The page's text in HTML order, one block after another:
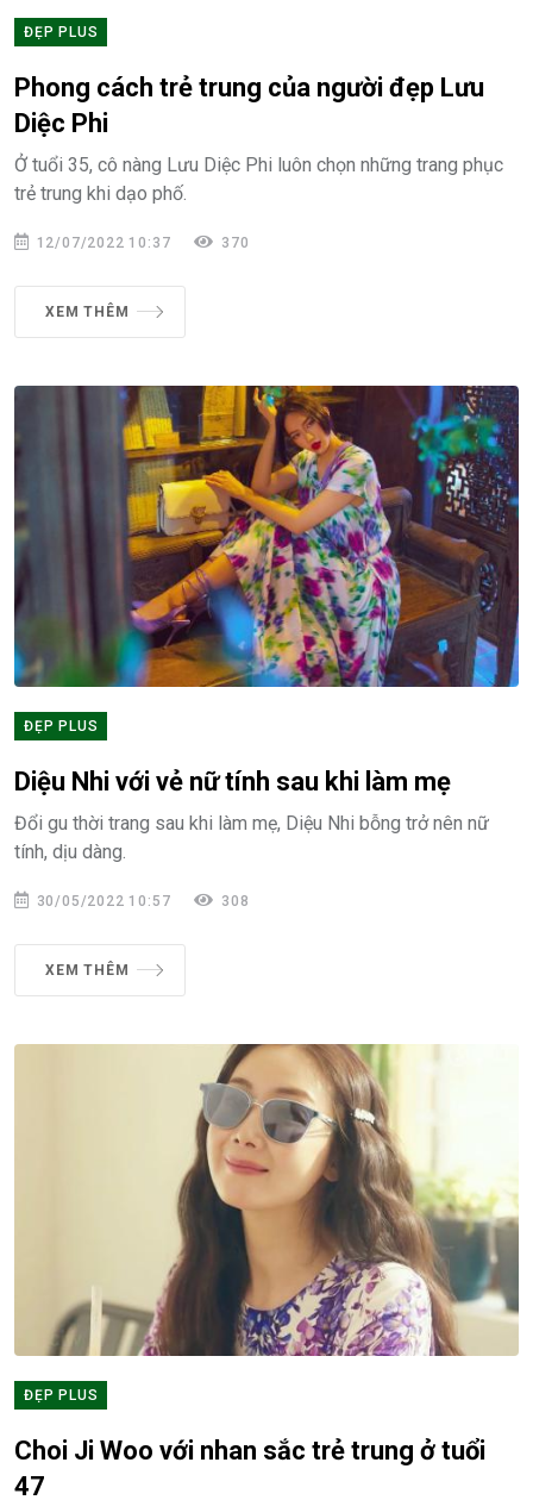
ĐẸP PLUS
Phong cách trẻ trung của người đẹp Lưu
Diệc Phi
Ở tuổi 35, cô nàng Lưu Diệc Phi luôn chọn những trang phục
trẻ trung khi dạo phố.
12/07/2022 10:37 370
XEM THÊM
ĐẸP PLUS
Diệu Nhi với vẻ nữ tính sau khi làm mẹ
Đổi gu thời trang sau khi làm mẹ, Diệu Nhi bỗng trở nên nữ
tính, dịu dàng.
30/05/2022 10:57 308
XEM THÊM
ĐẸP PLUS
Choi Ji Woo với nhan sắc trẻ trung ở tuổi
47